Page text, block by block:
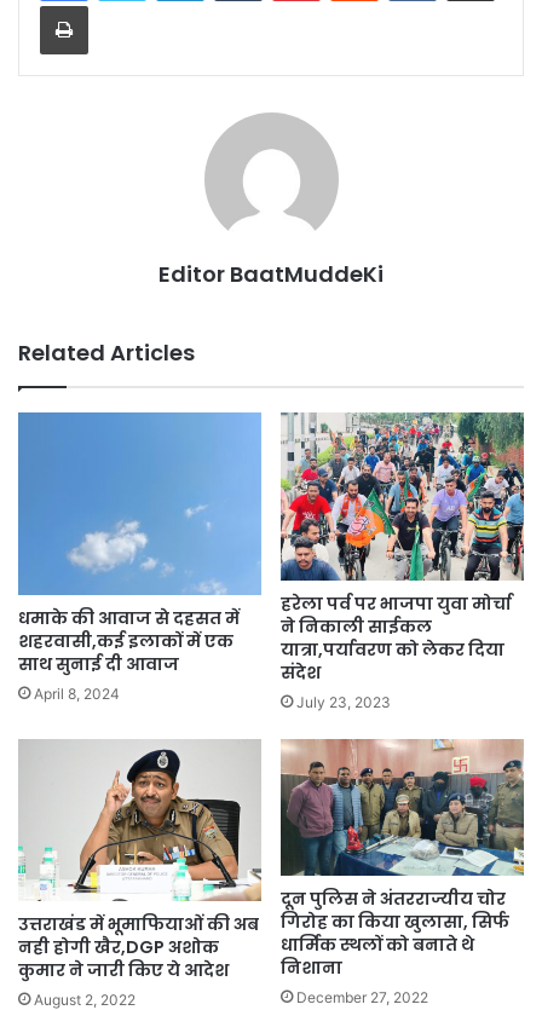
Print
Editor BaatMuddeKi
Related Articles
धमाके की आवाज से दहसत में
शहरवासी,कई इलाकों में एक
साथ सुनाई दी आवाज
April 8, 2024
हरेला पर्व पर भाजपा युवा मोर्चा
ने निकाली साईकल
यात्रा,पर्यावरण को लेकर दिया
संदेश
July 23, 2023
उत्तराखंड में भूमाफियाओं की अब
नही होगी खैर,DGP अशोक
कुमार ने जारी किए ये आदेश
August 2, 2022
दून पुलिस ने अंतरराज्यीय चोर
गिरोह का किया खुलासा, सिर्फ
धार्मिक स्थलों को बनाते थे
निशाना
December 27, 2022